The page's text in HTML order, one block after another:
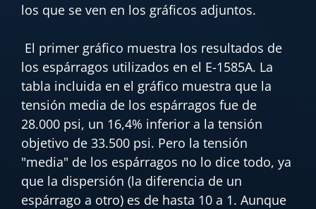
los que se ven en los gráficos adjuntos.
El primer gráfico muestra los resultados de
los espárragos utilizados en el E-1585A. La
tabla incluida en el gráfico muestra que la
tensión media de los espárragos fue de
28.000 psi, un 16,4% inferior a la tensión
objetivo de 33.500 psi. Pero la tensión
"media" de los espárragos no lo dice todo, ya
que la dispersión (la diferencia de un
espárrago a otro) es de hasta 10 a 1. Aunque